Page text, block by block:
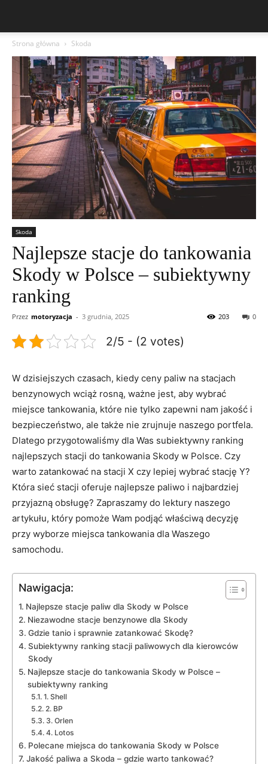
Strona główna Skoda
Skoda
Najlepsze stacje do tankowania
Skody w Polsce – subiektywny
ranking
Przez motoryzacja - 3 grudnia, 2025 0
203
2/5 - (2 votes)
W dzisiejszych czasach, kiedy ceny paliw na stacjach
benzynowych wciąż rosną, ważne jest, aby wybrać
miejsce tankowania, które nie tylko zapewni nam jakość i
bezpieczeństwo, ale także nie zrujnuje naszego portfela.
Dlatego przygotowaliśmy dla Was subiektywny ranking
najlepszych stacji do tankowania Skody w Polsce. Czy
warto zatankować na stacji X czy lepiej wybrać stację Y?
Która sieć stacji oferuje najlepsze paliwo i najbardziej
przyjazną obsługę? Zapraszamy do lektury naszego
artykułu, który pomoże Wam podjąć właściwą decyzję
przy wyborze miejsca tankowania dla Waszego
samochodu.
Nawigacja:
Najlepsze stacje paliw dla Skody w Polsce
Niezawodne stacje benzynowe dla Skody
Gdzie tanio i sprawnie zatankować Skodę?
Subiektywny ranking stacji paliwowych dla kierowców
Skody
Najlepsze stacje do tankowania Skody w Polsce –
subiektywny ranking
1. Shell
2. BP
3. Orlen
4. Lotos
Polecane miejsca do tankowania Skody w Polsce
Jakość paliwa a Skoda – gdzie warto tankować?